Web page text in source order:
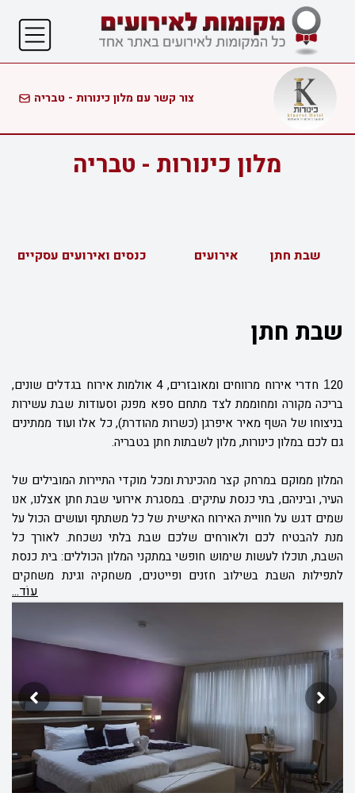
צור קשר עם מלון כינורות - טבריה
מלון כינורות - טבריה
שבת חתן אירועים כנסים ואירועים עסקיים
שבת חתן
120
חדרי אירוח מרווחים ומאובזרים, 4 אולמות אירוח בגדלים שונים,
בריכה מקורה ומחוממת לצד מתחם ספא מפנק וסעודות שבת עשירות
בניצוחו של השף מאיר איפרגן (כשרות מהודרת), כל אלו ועוד ממתינים
גם לכם במלון כינורות, מלון לשבתות חתן בטבריה.
המלון ממוקם במרחק קצר מהכינרת ומכל מוקדי התיירות המובילים של
העיר, וביניהם, בתי כנסת עתיקים. במסגרת אירועי שבת חתן אצלנו, אנו
שמים דגש על חוויית האירוח האישית של כל משתתף ועושים הכול על
מנת להבטיח לכם ולאורחים שלכם שבת בלתי נשכחת. לאורך כל
השבת, תוכלו לעשות שימוש חופשי במתקני המלון הכוללים: בית כנסת
לתפילות השבת בשילוב חזנים ופייטנים, משחקיה וגינת משחקים
עוֹד...